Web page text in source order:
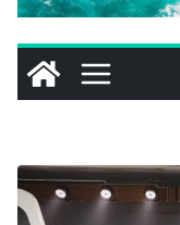
PIPPER
แห้งสัตว์เลี้ยง
เลียขนได้ ปลอ
เริ่มแล้ว! อ.ต.
ไทย สู่ใจกลา